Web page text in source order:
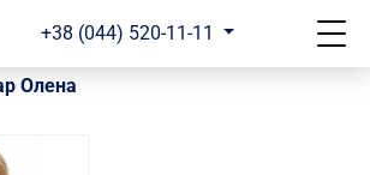
+38 (044) 520-11-11
Олена